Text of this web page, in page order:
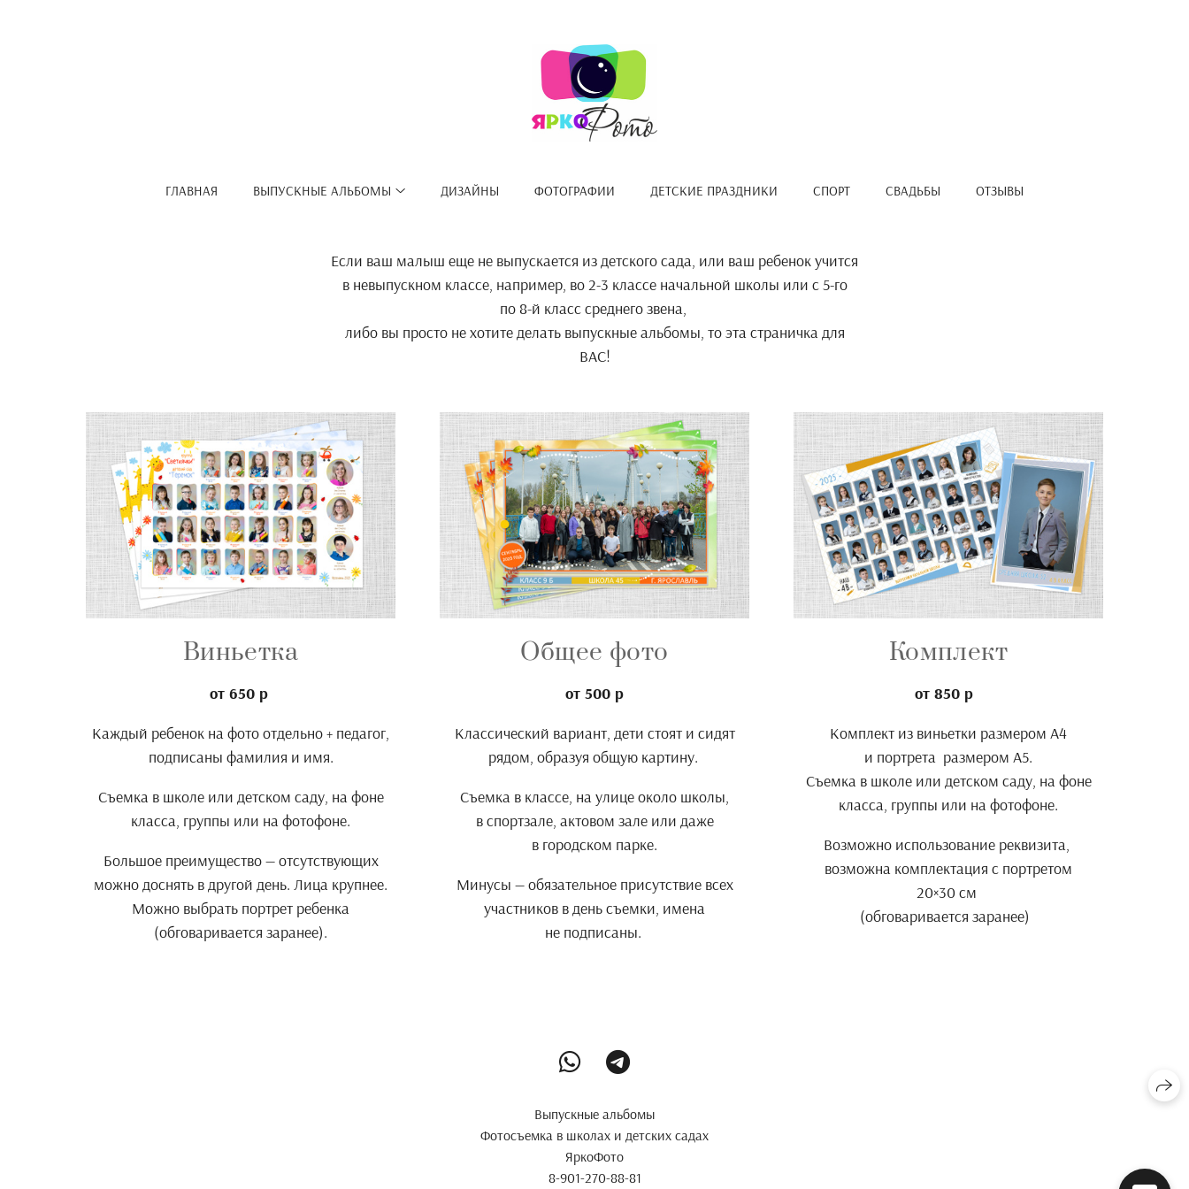
ГЛАВНАЯ ВЫПУСКНЫЕ АЛЬБОМЫ ДИЗАЙНЫ ФОТОГРАФИИ ДЕТСКИЕ ПРАЗДНИКИ СПОРТ СВАДЬБЫ ОТЗЫВЫ
Если ваш малыш еще не выпускается из детского сада, или ваш ребенок учится
в невыпускном классе, например, во 2-3 классе начальной школы или с 5-го
по 8-й класс среднего звена,
либо вы просто не хотите делать выпускные альбомы, то эта страничка для
ВАС!
Виньетка
от 650 р
Каждый ребенок на фото отдельно + педагог,
подписаны фамилия и имя.
Съемка в школе или детском саду, на фоне
класса, группы или на фотофоне.
Большое преимущество — отсутствующих
можно доснять в другой день. Лица крупнее.
Можно выбрать портрет ребенка
(обговаривается заранее).
Общее фото
от 500 р
Классический вариант, дети стоят и сидят
рядом, образуя общую картину.
Съемка в классе, на улице около школы,
в спортзале, актовом зале или даже
в городском парке.
Минусы — обязательное присутствие всех
участников в день съемки, имена
не подписаны.
Комплект
от 850 р
Комплект из виньетки размером А4
и портрета размером А5.
Съемка в школе или детском саду, на фоне
класса, группы или на фотофоне.
Возможно использование реквизита,
возможна комплектация с портретом
20×30 см
(обговаривается заранее)
Выпускные альбомы
Фотосъемка в школах и детских садах
ЯркоФото
8-901-270-88-81